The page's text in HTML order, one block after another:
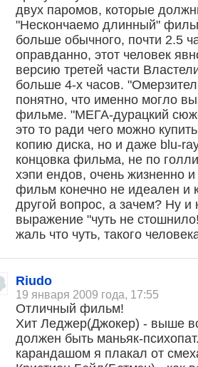
двух паромов, которые
"Нескончаемо длинный"
больше обычного, почти 2.5
оправданно, этот человек
версию третей части
больше 4-х часов.
понятно, что именно могло
фильме. "МЕГА-дурацкий
это то ради чего можно
копию диска, но и даже blu-
концовка фильма, не по
хэпи ендов, очень жизненно
фильм конечно не идеален и
другой вопрос, а зачем? Ну и
выражение "чуть не
жаль что чуть, такого
Riudo
19 января 2009 года, 17:55
Отличный фильм!
Хит Леджер(Джокер) - выше
должен быть маньяк-
карандашом я плакал от